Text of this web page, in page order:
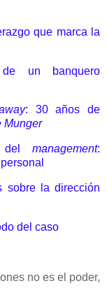
que marca la
un banquero
: 30 años de
Munger
delmanagement:
sobre la dirección
del caso
no es el poder,